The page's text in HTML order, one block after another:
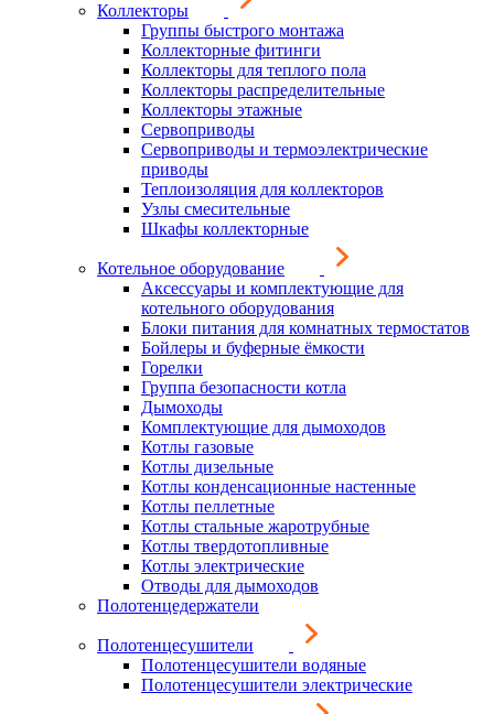
Коллекторы
Группы быстрого монтажа
Коллекторные фитинги
Коллекторы для теплого пола
Коллекторы распределительные
Коллекторы этажные
Сервоприводы
Сервоприводы и термоэлектрические
приводы
Теплоизоляция для коллекторов
Узлы смесительные
Шкафы коллекторные
Котельное оборудование
Аксессуары и комплектующие для
котельного оборудования
Блоки питания для комнатных термостатов
Бойлеры и буферные ёмкости
Горелки
Группа безопасности котла
Дымоходы
Комплектующие для дымоходов
Котлы газовые
Котлы дизельные
Котлы конденсационные настенные
Котлы пеллетные
Котлы стальные жаротрубные
Котлы твердотопливные
Котлы электрические
Отводы для дымоходов
Полотенцедержатели
Полотенцесушители
Полотенцесушители водяные
Полотенцесушители электрические